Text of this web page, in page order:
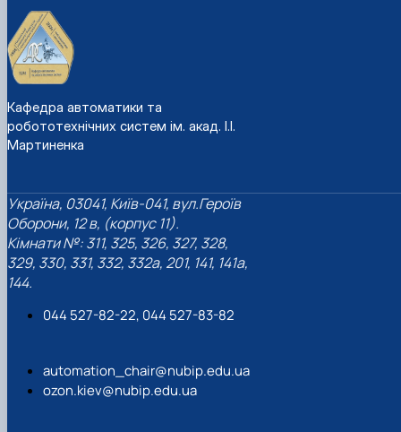
Кафедра автоматики та
робототехнічних систем ім. акад. І.І.
Мартиненка
Україна, 03041, Київ-041, вул.Героїв
Оборони, 12 в, (корпус 11).
Кімнати №: 311, 325, 326, 327, 328,
329, 330, 331, 332, 332а, 201, 141, 141а,
144.
044 527-82-22, 044 527-83-82
automation_chair@nubip.edu.ua
ozon.kiev@nubip.edu.ua